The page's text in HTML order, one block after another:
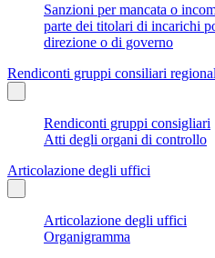
Sanzioni per mancata o
parte dei titolari di incarichi
direzione o di governo
Rendiconti gruppi consiliari
Rendiconti gruppi consigliari
Atti degli organi di controllo
Articolazione degli uffici
Articolazione degli uffici
Organigramma